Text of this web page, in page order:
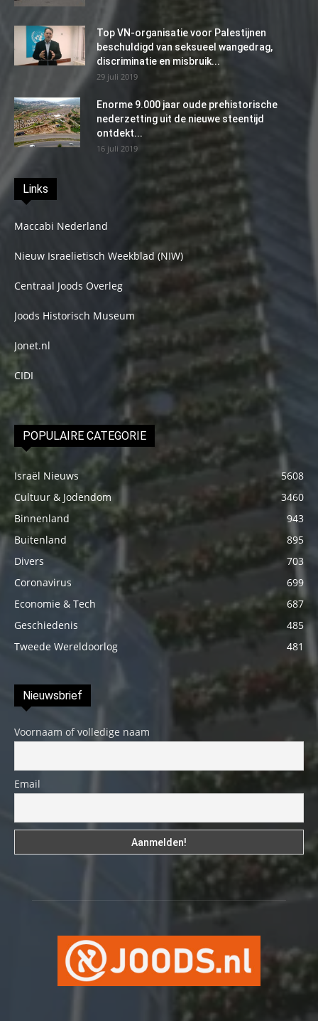
Top VN-organisatie voor Palestijnen
beschuldigd van seksueel wangedrag,
discriminatie en misbruik...
29 juli 2019
Enorme 9.000 jaar oude prehistorische
nederzetting uit de nieuwe steentijd
ontdekt...
16 juli 2019
Links
Maccabi Nederland
Nieuw Israelietisch Weekblad (NIW)
Centraal Joods Overleg
Joods Historisch Museum
Jonet.nl
CIDI
POPULAIRE CATEGORIE
Israël Nieuws
5608
Cultuur & Jodendom
3460
Binnenland
943
Buitenland
895
Divers
703
Coronavirus
699
Economie & Tech
687
Geschiedenis
485
Tweede Wereldoorlog
481
Nieuwsbrief
Voornaam of volledige naam
Email